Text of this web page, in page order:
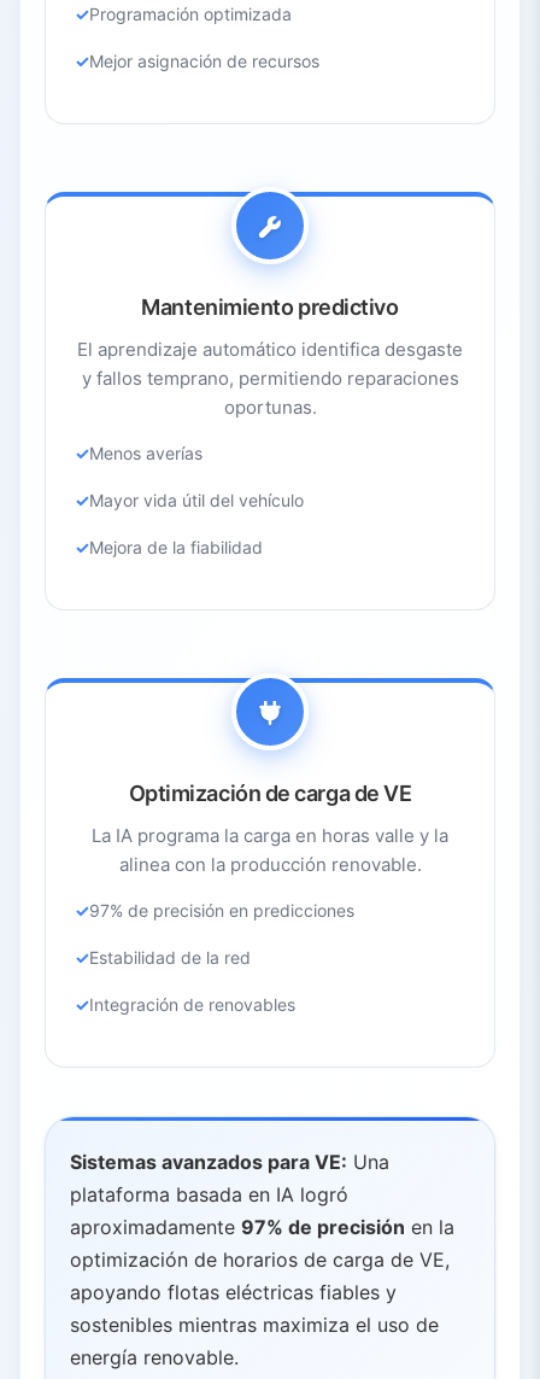
Programación optimizada
Mejor asignación de recursos
Mantenimiento predictivo
El aprendizaje automático identifica desgaste
y fallos temprano, permitiendo reparaciones
oportunas.
Menos averías
Mayor vida útil del vehículo
Mejora de la fiabilidad
Optimización de carga de VE
La IA programa la carga en horas valle y la
alinea con la producción renovable.
97% de precisión en predicciones
Estabilidad de la red
Integración de renovables
Sistemas avanzados para VE: Una
plataforma basada en IA logró
aproximadamente 97% de precisión en la
optimización de horarios de carga de VE,
apoyando flotas eléctricas fiables y
sostenibles mientras maximiza el uso de
energía renovable.